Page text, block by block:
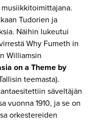
Tudorien ja
Näihin lukeutui
Why Fumeth in
Williamsin
on a Theme by
teemasta).
säveltäjän
vuonna 1910, ja se on
orkestereiden